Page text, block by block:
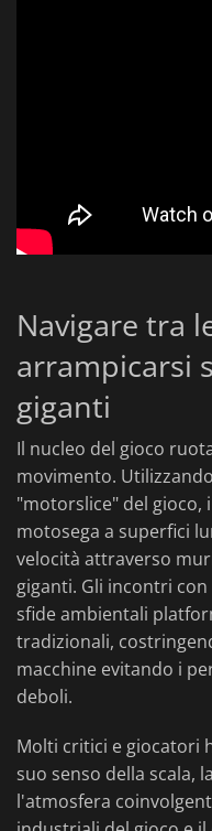
Navigare tra
arrampicarsi
giganti
Il nucleo del gioco
movimento.
"motorslice" del gioco,
motosega a superfici
velocità attraverso
giganti. Gli incontri
sfide ambientali
tradizionali,
macchine evitando i
deboli.
Molti critici e giocatori
suo senso della scala,
l'atmosfera